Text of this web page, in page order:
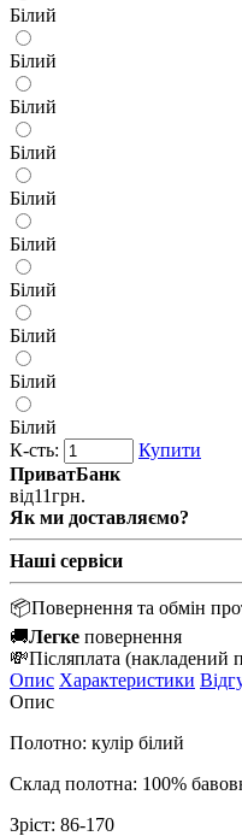
Білий
Білий
Білий
Білий
Білий
Білий
Білий
Білий
Білий
Білий
К-сть:
Купити
ПриватБанк
від11грн.
Як ми доставляємо?
Наші сервіси
📦Повернення та обмін
🚚Легке повернення
💸Післяплата (накладений
Опис Характеристики
Опис
Полотно: кулір білий
Склад полотна: 100%
Зріст: 86-170